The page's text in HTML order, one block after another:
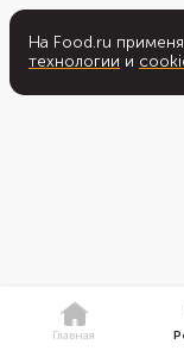
На Food.ru
технологии и
Главная